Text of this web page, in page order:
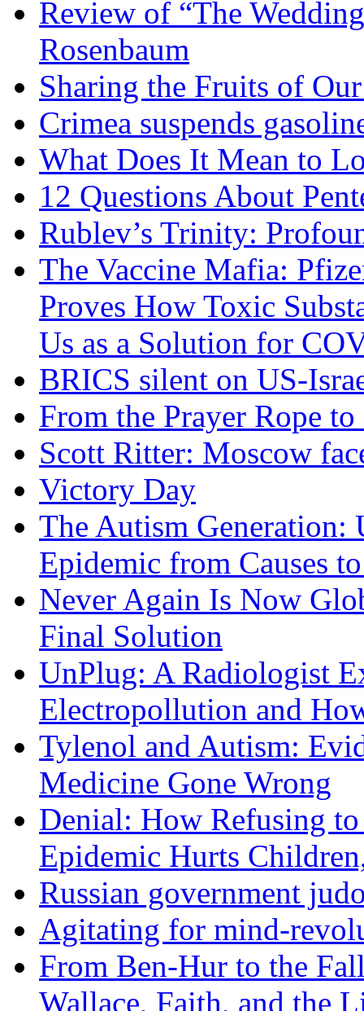
Review of “The
Rosenbaum
Sharing the Fruits of
Crimea suspends
What Does It Mean to
12 Questions About
Rublev’s Trinity:
The Vaccine Mafia:
Proves How Toxic
Us as a Solution for
BRICS silent on US-
From the Prayer Rope
Scott Ritter: Moscow
Victory Day
The Autism Generation:
Epidemic from Causes
Never Again Is Now
Final Solution
UnPlug: A Radiologist
Electropollution and
Tylenol and Autism:
Medicine Gone Wrong
Denial: How Refusing
Epidemic Hurts
Russian government
Agitating for mind-
From Ben-Hur to the
Wallace, Faith, and the